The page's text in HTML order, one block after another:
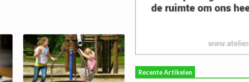
Recente Artikelen